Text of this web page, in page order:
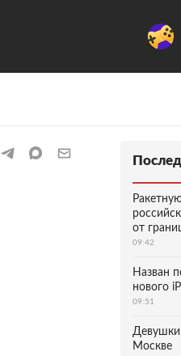
от
09:42
Назван
нового
09:51
Девушки
Москве